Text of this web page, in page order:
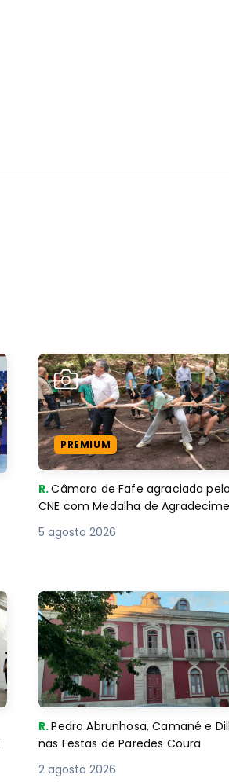
PREMIUM
R.Câmara de Fafe agraciada pelo
CNE com Medalha de
5 agosto 2026
R.Pedro Abrunhosa, Camané e
nas Festas de Paredes Coura
2 agosto 2026